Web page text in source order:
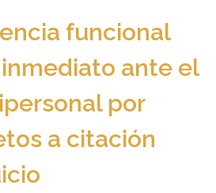
funcional
ante el
por
a citación